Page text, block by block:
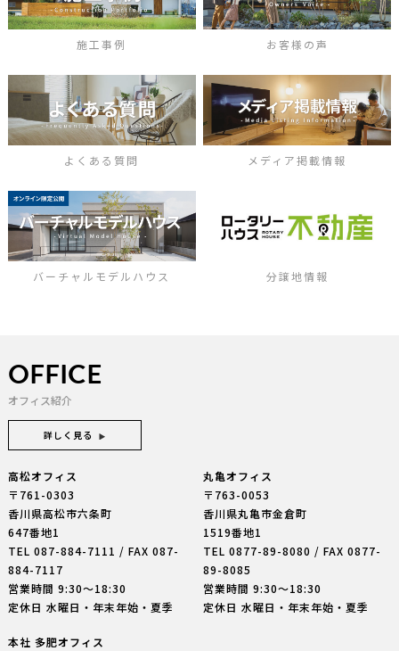
施工事例 お客様の声
よくある質問 メディア掲載情報
バーチャルモデルハウス 分譲地情報
OFFICE
オフィス紹介
詳しく見る
高松オフィス
〒761-0303
香川県高松市六条町
647番地1
TEL 087-884-7111 / FAX 087-
884-7117
営業時間 9:30〜18:30
定休日 水曜日・年末年始・夏季
丸亀オフィス
〒763-0053
香川県丸亀市金倉町
1519番地1
TEL0877-89-8080 / FAX 0877-
89-8085
営業時間 9:30〜18:30
定休日 水曜日・年末年始・夏季
本社 多肥オフィス